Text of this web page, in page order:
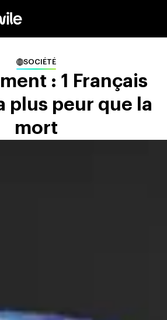
SOCIÉTÉ
: 1 Français
plus peur que la
mort